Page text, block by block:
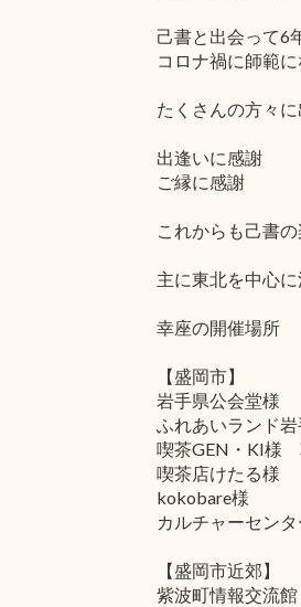
己書と出会って6
コロナ禍に師範に
たくさんの方々
出逢いに感謝
ご縁に感謝
これからも己書
主に東北を中心に
幸座の開催場所
【盛岡市】
岩手県公会堂様
ふれあいランド岩
喫茶GEN・KI様
喫茶店けたる様
kokobare様
カルチャーセン
【盛岡市近郊】
紫波町情報交流